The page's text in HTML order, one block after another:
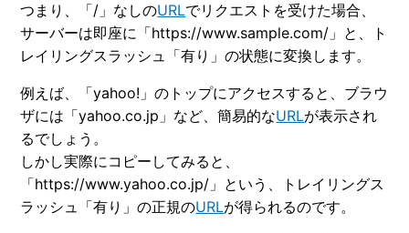
つまり、「/」なしのURLでリクエストを受けた場合、
サーバーは即座に「https://www.sample.com/」と、ト
レイリングスラッシュ「有り」の状態に変換します。
例えば、「yahoo!」のトップにアクセスすると、ブラウ
ザには「yahoo.co.jp」など、簡易的なURLが表示され
るでしょう。
しかし実際にコピーしてみると、
「https://www.yahoo.co.jp/」という、トレイリングス
ラッシュ「有り」の正規のURLが得られるのです。